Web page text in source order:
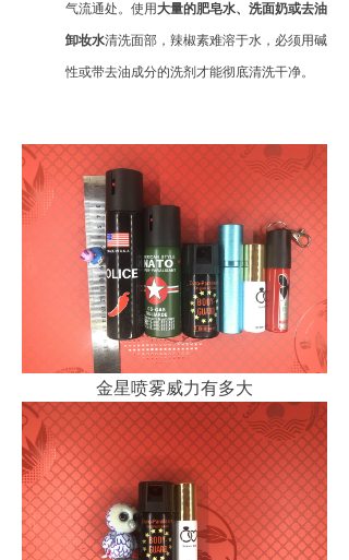
气流通处。使用大量的肥皂水、洗面奶或去油
卸妆水清洗面部，辣椒素难溶于水，必须用碱
性或带去油成分的洗剂才能彻底清洗干净。
金星喷雾威力有多大